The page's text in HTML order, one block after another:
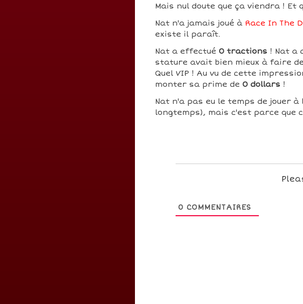
Mais nul doute que ça viendra ! Et
Nat n'a jamais joué à Race In The
existe il paraît.
Nat a effectué 0 tractions ! Nat a
stature avait bien mieux à faire
Quel VIP ! Au vu de cette
monter sa prime de 0 dollars !
Nat n'a pas eu le temps de jouer à
longtemps), mais c'est parce que
0 COMMENTAIRES